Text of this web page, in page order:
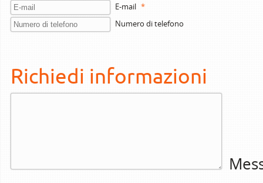
E-mail *
Numero di telefono
Richiedi informazioni